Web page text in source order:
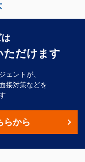
ただけます
ェントが、
接対策などを
らから